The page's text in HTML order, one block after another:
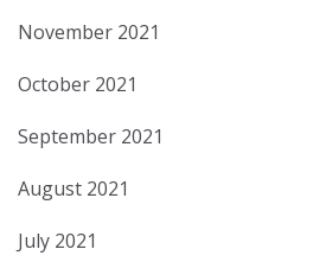
November 2021
October 2021
September 2021
August 2021
July 2021